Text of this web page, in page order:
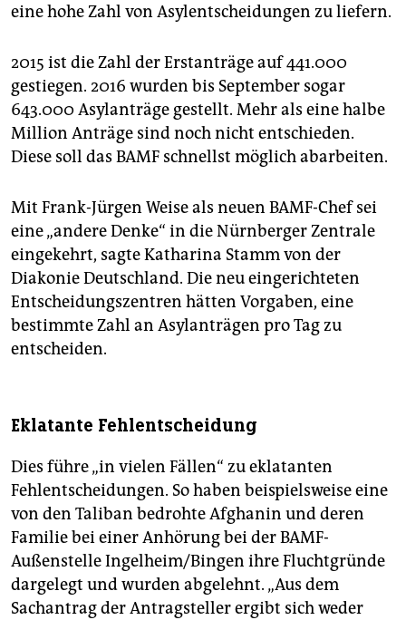
eine hohe Zahl von Asylentscheidungen zu liefern.
2015 ist die Zahl der Erstanträge auf 441.000
gestiegen. 2016 wurden bis September sogar
643.000 Asylanträge gestellt. Mehr als eine halbe
Million Anträge sind noch nicht entschieden.
Diese soll das BAMF schnellst möglich abarbeiten.
Mit Frank-Jürgen Weise als neuen BAMF-Chef sei
eine „andere Denke“ in die Nürnberger Zentrale
eingekehrt, sagte Katharina Stamm von der
Diakonie Deutschland. Die neu eingerichteten
Entscheidungszentren hätten Vorgaben, eine
bestimmte Zahl an Asylanträgen pro Tag zu
entscheiden.
Eklatante Fehlentscheidung
Dies führe „in vielen Fällen“ zu eklatanten
Fehlentscheidungen. So haben beispielsweise eine
von den Taliban bedrohte Afghanin und deren
Familie bei einer Anhörung bei der BAMF-
Außenstelle Ingelheim/Bingen ihre Fluchtgründe
dargelegt und wurden abgelehnt. „Aus dem
Sachantrag der Antragsteller ergibt sich weder